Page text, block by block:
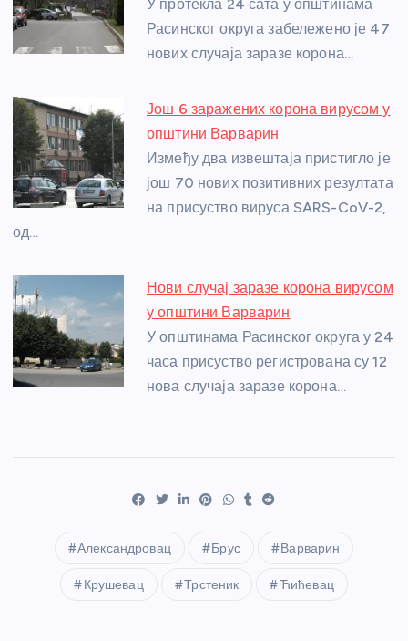
o
k
g
er
p
p
e
У протекла 24 сата у општинама
Расинског округа забележено је 47
нових случаја заразе корона…
Још 6 заражених корона вирусом у
општини Варварин
Између два извештаја пристигло је
још 70 нових позитивних резултата
на присуство вируса SARS-CoV-2,
од…
Нови случај заразе корона вирусом
у општини Варварин
У општинама Расинског округа у 24
часа присуство регистрована су 12
нова случаја заразе корона…
Александровац Брус Варварин
Крушевац Трстеник Ћићевац